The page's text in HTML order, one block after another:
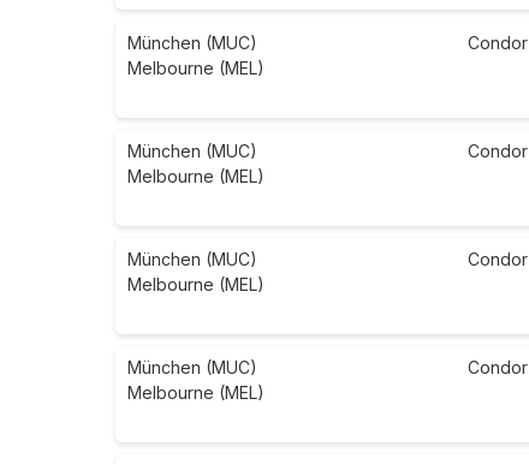
München (MUC)
Melbourne (MEL)
Condor
München (MUC)
Melbourne (MEL)
Condor
München (MUC)
Melbourne (MEL)
Condor
München (MUC)
Melbourne (MEL)
Condor